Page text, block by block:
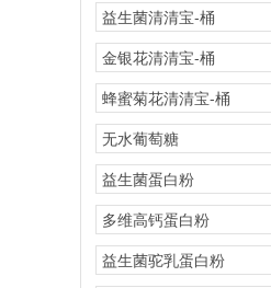
益生菌清清宝-桶
金银花清清宝-桶
蜂蜜菊花清清宝-桶
无水葡萄糖
益生菌蛋白粉
多维高钙蛋白粉
益生菌驼乳蛋白粉